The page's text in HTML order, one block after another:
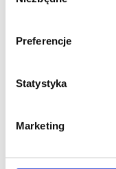
Preferencje
Statystyka
Marketing